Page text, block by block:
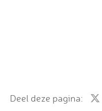
Deel deze pagina: